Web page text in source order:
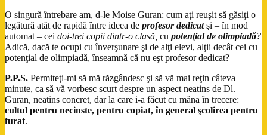
O singură întrebare am, d-le Moise Guran: cum aţi reuşit să găsiţi o
legătură atât de rapidă între ideea de profesor dedicatşi – în mod
automat – cei doi-trei copii dintr-o clasă, cu potenţial de olimpiadă?
Adică, dacă te ocupi cu înverşunare şi de alţi elevi, alţii decât cei cu
potenţial de olimpiadă, înseamnă că nu eşt profesor dedicat?
P.P.S. Permiteţi-mi să mă răzgândesc şi să vă mai reţin câteva
minute, ca să vă vorbesc scurt despre un aspect neatins de Dl.
Guran, neatins concret, dar la care i-a făcut cu mâna în trecere:
cultul pentru necinste, pentru copiat, în general şcolirea pentru
furat.